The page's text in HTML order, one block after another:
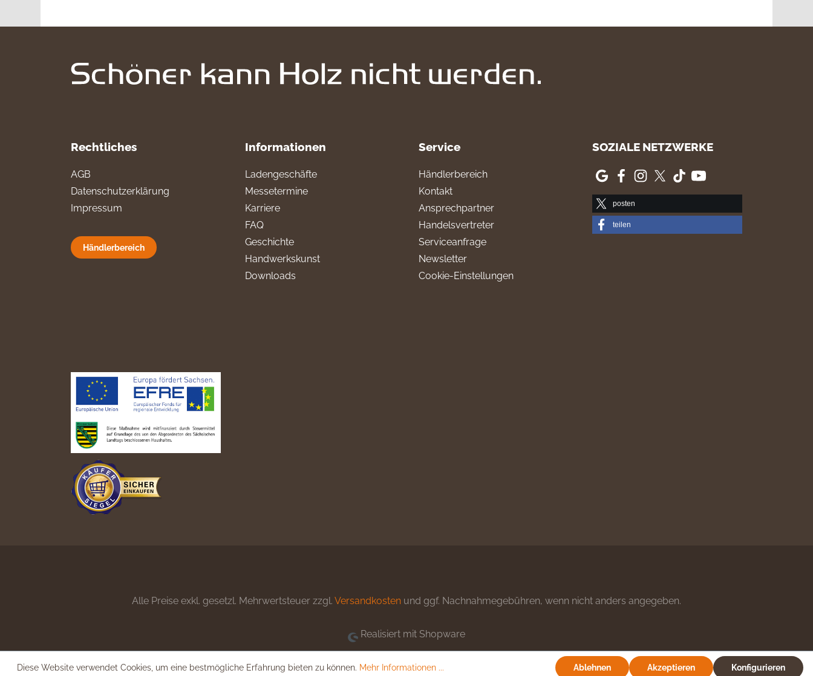
Rechtliches
AGB
Datenschutzerklärung
Impressum
Händlerbereich
Informationen
Ladengeschäfte
Messetermine
Karriere
FAQ
Geschichte
Handwerkskunst
Downloads
Service
Händlerbereich
Kontakt
Ansprechpartner
Handelsvertreter
Serviceanfrage
Newsletter
Cookie-Einstellungen
SOZIALE NETZWERKE
posten
teilen
Alle Preise exkl. gesetzl. Mehrwertsteuer zzgl. Versandkosten und ggf. Nachnahmegebühren, wenn nicht anders angegeben.
Realisiert mit Shopware
Diese Website verwendet Cookies, um eine bestmögliche Erfahrung bieten zu können. Mehr Informationen ... Ablehnen Akzeptieren Konfigurieren